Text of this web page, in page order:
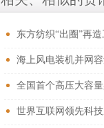
东方纺织“出圈”再
海上风电装机并网
全国首个高压大容
世界互联网领先科